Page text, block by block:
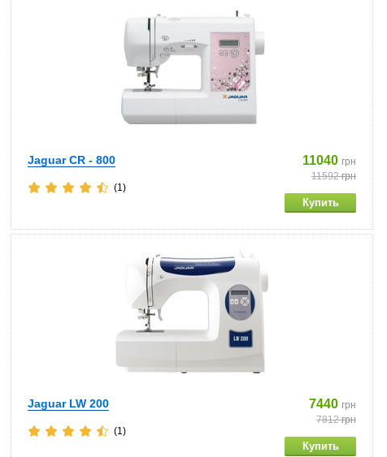
Jaguar CR - 800 11040 грн
11592грн
(1)
Jaguar LW 200 7440 грн
7812грн
(1)